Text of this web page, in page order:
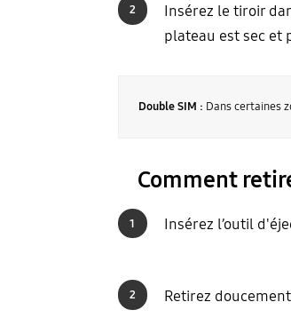
2
Insérez le tiroir
plateau est sec et
Double SIM : Dans certaines
Comment
1 Insérez l’outil
2 Retirez